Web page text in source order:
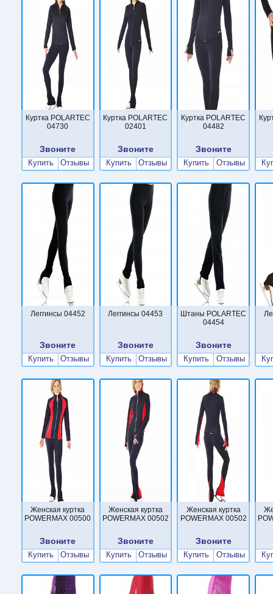
Куртка POLARTEC
04730
Звоните
Купить Отзывы
Куртка POLARTEC
02401
Звоните
Купить Отзывы
Куртка POLARTEC
04482
Звоните
Купить Отзывы
Леггинсы 04452
Звоните
Купить Отзывы
Леггинсы 04453
Звоните
Купить Отзывы
Штаны POLARTEC
04454
Звоните
Купить Отзывы
Женская куртка
POWERMAX 00500
Звоните
Купить Отзывы
Женская куртка
POWERMAX 00502
Звоните
Купить Отзывы
Женская куртка
POWERMAX 00502
Звоните
Купить Отзывы